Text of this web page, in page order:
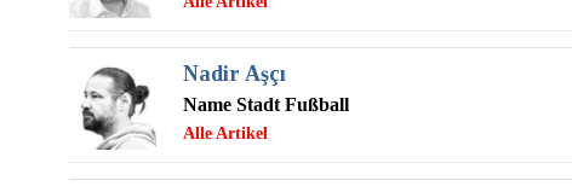
Nadir Aşçı
Name Stadt Fußball